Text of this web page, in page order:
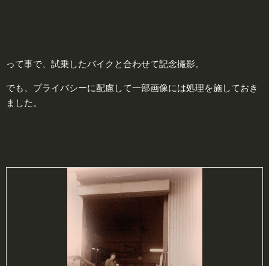
って事で、試乗したバイクと合わせて記念撮影。
でも、プライバシーに配慮して一部画像には処理を施しておき
ました。